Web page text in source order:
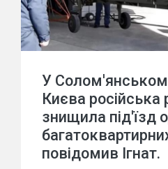
У
Києва російська
знищила під'їзд
повідомив Ігнат.